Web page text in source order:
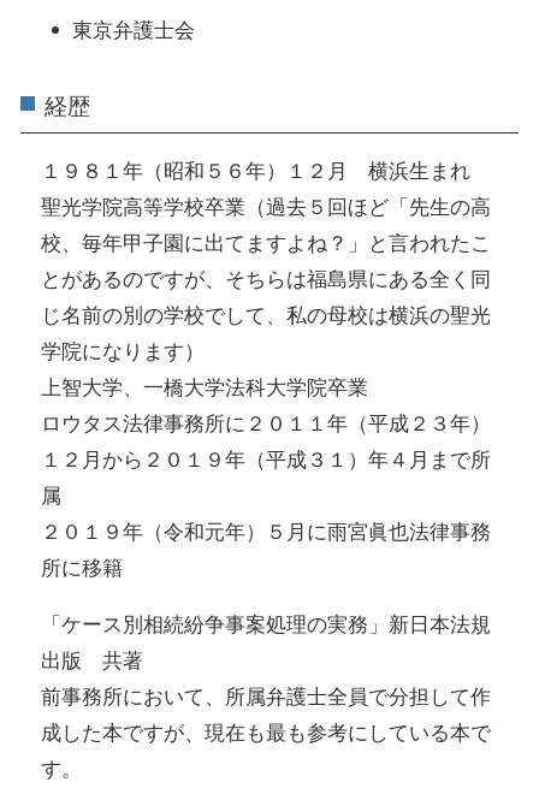
東京弁護士会
経歴
１９８１年（昭和５６年）１２月 横浜生まれ
聖光学院高等学校卒業（過去５回ほど「先生の高
校、毎年甲子園に出てますよね？」と言われたこ
とがあるのですが、そちらは福島県にある全く同
じ名前の別の学校でして、私の母校は横浜の聖光
学院になります）
上智大学、一橋大学法科大学院卒業
ロウタス法律事務所に２０１１年（平成２３年）
１２月から２０１９年（平成３１）年４月まで所
属
２０１９年（令和元年）５月に雨宮眞也法律事務
所に移籍
「ケース別相続紛争事案処理の実務」新日本法規
出版 共著
前事務所において、所属弁護士全員で分担して作
成した本ですが、現在も最も参考にしている本で
す。